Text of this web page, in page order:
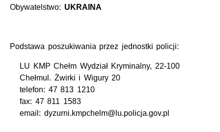
Obywatelstwo: UKRAINA
Podstawa poszukiwania przez jednostki policji:
LU KMP Chełm Wydział Kryminalny, 22-100
Chełmul. Żwirki i Wigury 20
telefon: 47 813 1210
fax: 47 811 1583
email: dyzurni.kmpchelm@lu.policja.gov.pl